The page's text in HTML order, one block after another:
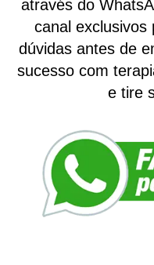
através do
canal exclusivos
dúvidas antes de
sucesso com
e tire